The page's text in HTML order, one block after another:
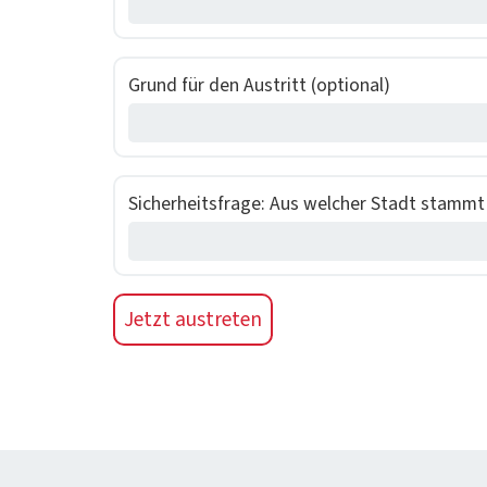
Grund für den Aus­tritt (option­al)
Sicher­heits­frage: Aus welch­er Stadt stammt